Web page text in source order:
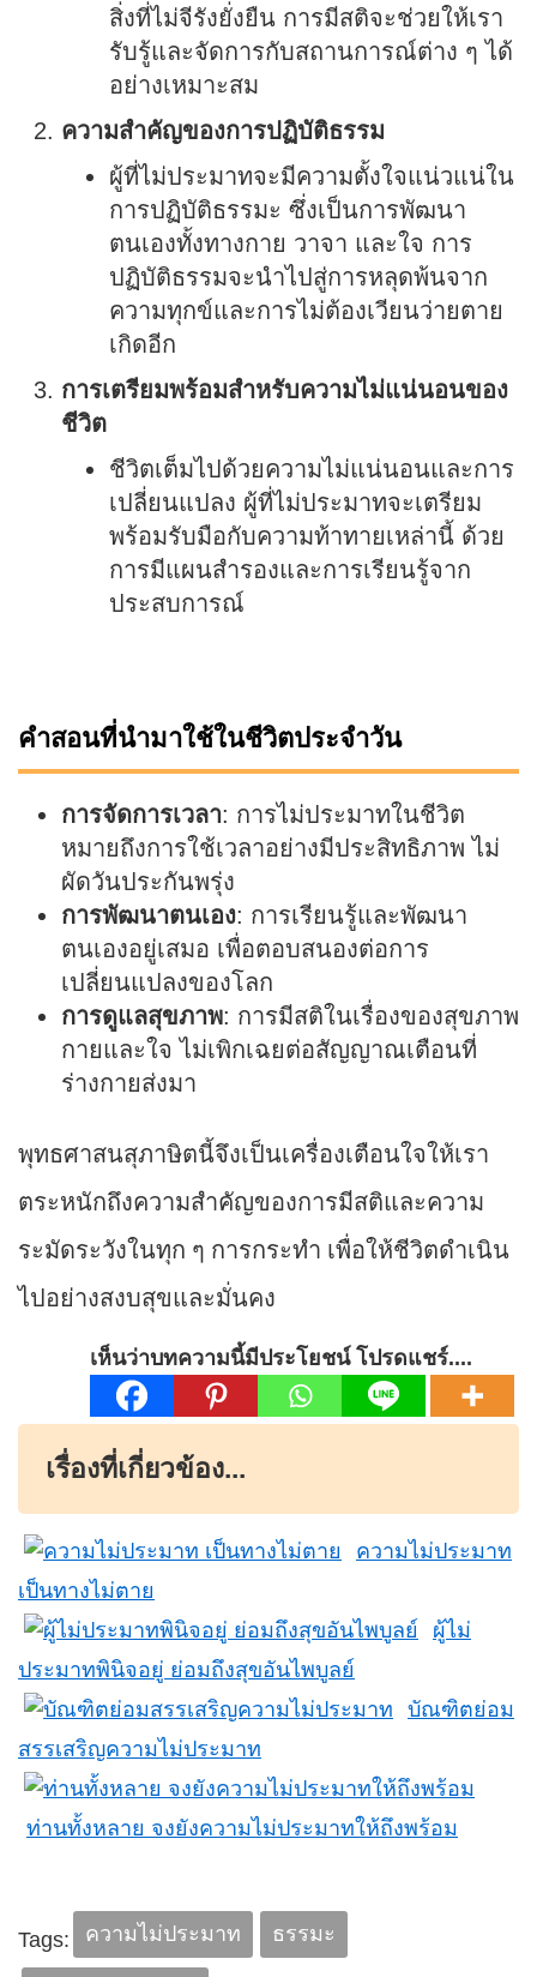
สิ่งที่ไม่จีรังยั่งยืน การมีสติจะช่วยให้เรา
รับรู้และจัดการกับสถานการณ์ต่าง ๆ ได้
อย่างเหมาะสม
ความสำคัญของการปฏิบัติธรรม
ผู้ที่ไม่ประมาทจะมีความตั้งใจแน่วแน่ใน
การปฏิบัติธรรมะ ซึ่งเป็นการพัฒนา
ตนเองทั้งทางกาย วาจา และใจ การ
ปฏิบัติธรรมจะนำไปสู่การหลุดพ้นจาก
ความทุกข์และการไม่ต้องเวียนว่ายตาย
เกิดอีก
การเตรียมพร้อมสำหรับความไม่แน่นอนของ
ชีวิต
ชีวิตเต็มไปด้วยความไม่แน่นอนและการ
เปลี่ยนแปลง ผู้ที่ไม่ประมาทจะเตรียม
พร้อมรับมือกับความท้าทายเหล่านี้ ด้วย
การมีแผนสำรองและการเรียนรู้จาก
ประสบการณ์
คำสอนที่นำมาใช้ในชีวิตประจำวัน
การจัดการเวลา: การไม่ประมาทในชีวิต
หมายถึงการใช้เวลาอย่างมีประสิทธิภาพ ไม่
ผัดวันประกันพรุ่ง
การพัฒนาตนเอง: การเรียนรู้และพัฒนา
ตนเองอยู่เสมอ เพื่อตอบสนองต่อการ
เปลี่ยนแปลงของโลก
การดูแลสุขภาพ: การมีสติในเรื่องของสุขภาพ
กายและใจ ไม่เพิกเฉยต่อสัญญาณเตือนที่
ร่างกายส่งมา
พุทธศาสนสุภาษิตนี้จึงเป็นเครื่องเตือนใจให้เรา
ตระหนักถึงความสำคัญของการมีสติและความ
ระมัดระวังในทุก ๆ การกระทำ เพื่อให้ชีวิตดำเนิน
ไปอย่างสงบสุขและมั่นคง
เห็นว่าบทความนี้มีประโยชน์ โปรดแชร์....
เรื่องที่เกี่ยวข้อง...
ความไม่ประมาท
เป็นทางไม่ตาย
ผู้ไม่
ประมาทพินิจอยู่ ย่อมถึงสุขอันไพบูลย์
บัณฑิตย่อม
สรรเสริญความไม่ประมาท
ท่านทั้งหลาย จงยังความไม่ประมาทให้ถึงพร้อม
Tags: ความไม่ประมาท ธรรมะ